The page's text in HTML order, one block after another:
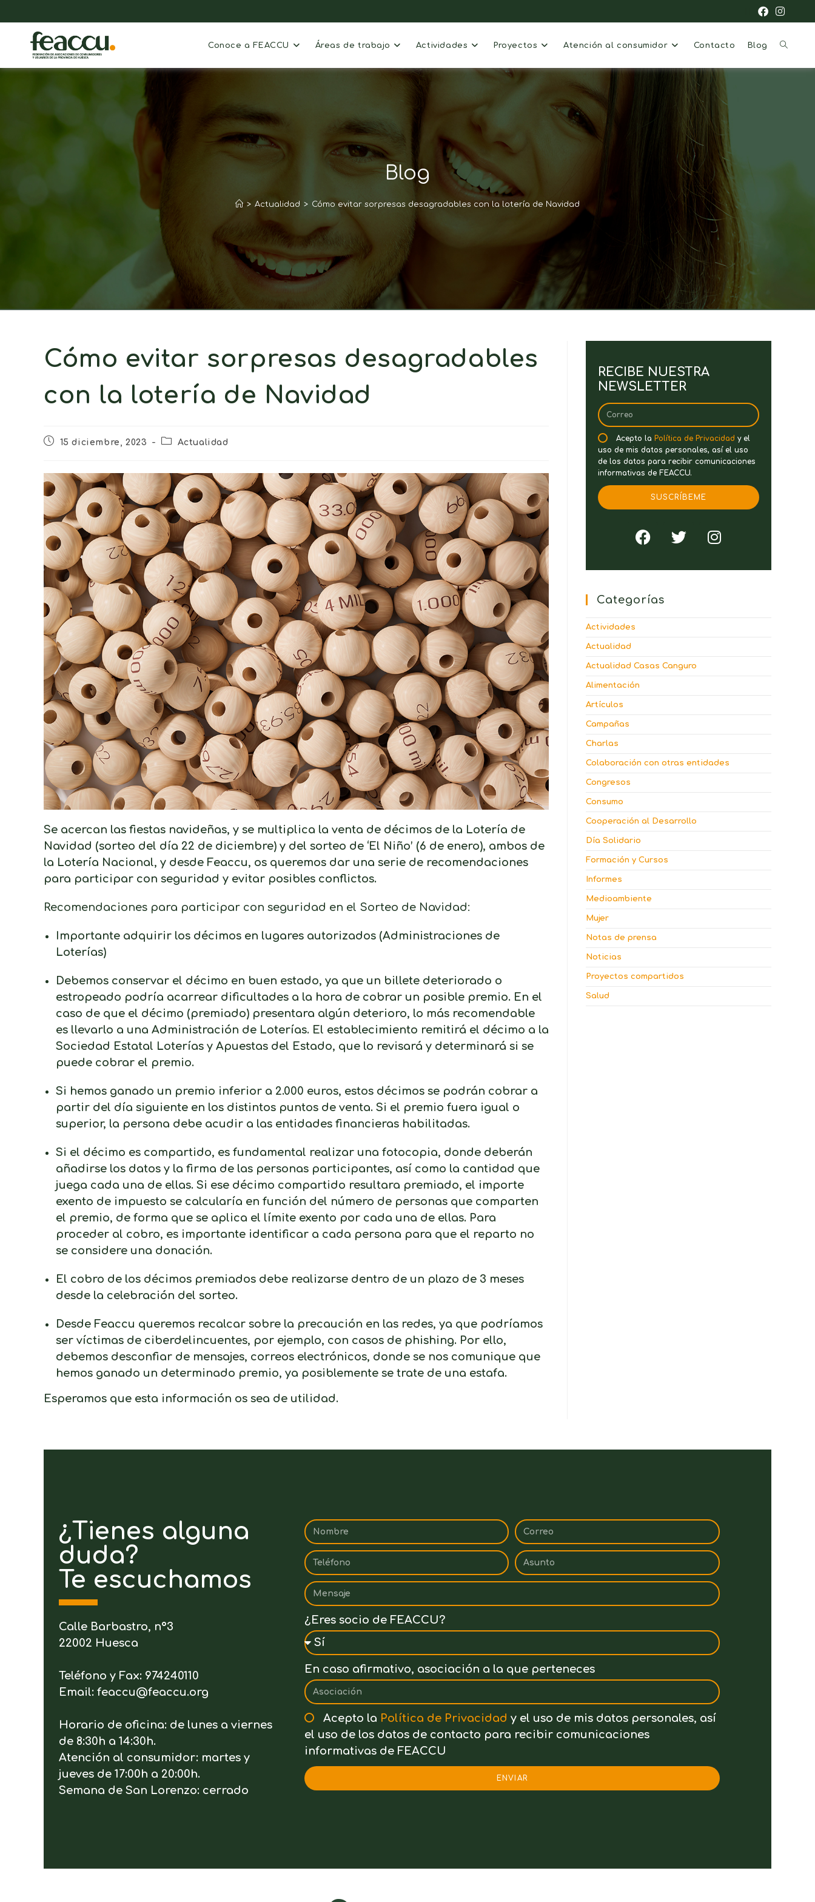
Conoce a FEACCU Áreas de trabajo Actividades Proyectos Atención al consumidor Contacto Blog
Blog
> Actualidad > Cómo evitar sorpresas desagradables con la lotería de Navidad
Cómo evitar sorpresas desagradables
con la lotería de Navidad
15 diciembre, 2023 Actualidad
Se acercan las fiestas navideñas, y se multiplica la venta de décimos de la Lotería de
Navidad (sorteo del día 22 de diciembre) y del sorteo de ‘El Niño’ (6 de enero), ambos de
la Lotería Nacional, y desde Feaccu, os queremos dar una serie de recomendaciones
para participar con seguridad y evitar posibles conflictos.
Recomendaciones para participar con seguridad en el Sorteo de Navidad:
Importante adquirir los décimos en lugares autorizados (Administraciones de
Loterías)
Debemos conservar el décimo en buen estado, ya que un billete deteriorado o
estropeado podría acarrear dificultades a la hora de cobrar un posible premio. En el
caso de que el décimo (premiado) presentara algún deterioro, lo más recomendable
es llevarlo a una Administración de Loterías. El establecimiento remitirá el décimo a la
Sociedad Estatal Loterías y Apuestas del Estado, que lo revisará y determinará si se
puede cobrar el premio.
Si hemos ganado un premio inferior a 2.000 euros, estos décimos se podrán cobrar a
partir del día siguiente en los distintos puntos de venta. Si el premio fuera igual o
superior, la persona debe acudir a las entidades financieras habilitadas.
Si el décimo es compartido, es fundamental realizar una fotocopia, donde deberán
añadirse los datos y la firma de las personas participantes, así como la cantidad que
juega cada una de ellas. Si ese décimo compartido resultara premiado, el importe
exento de impuesto se calcularía en función del número de personas que comparten
el premio, de forma que se aplica el límite exento por cada una de ellas. Para
proceder al cobro, es importante identificar a cada persona para que el reparto no
se considere una donación.
El cobro de los décimos premiados debe realizarse dentro de un plazo de 3 meses
desde la celebración del sorteo.
Desde Feaccu queremos recalcar sobre la precaución en las redes, ya que podríamos
ser víctimas de ciberdelincuentes, por ejemplo, con casos de phishing. Por ello,
debemos desconfiar de mensajes, correos electrónicos, donde se nos comunique que
hemos ganado un determinado premio, ya posiblemente se trate de una estafa.
Esperamos que esta información os sea de utilidad.
RECIBE NUESTRA
NEWSLETTER
Acepto la Política de Privacidad y el
uso de mis datos personales, así el uso
de los datos para recibir comunicaciones
informativas de FEACCU.
SUSCRÍBEME
Categorías
Actividades
Actualidad
Actualidad Casas Canguro
Alimentación
Artículos
Campañas
Charlas
Colaboración con otras entidades
Congresos
Consumo
Cooperación al Desarrollo
Día Solidario
Formación y Cursos
Informes
Medioambiente
Mujer
Notas de prensa
Noticias
Proyectos compartidos
Salud
¿Tienes alguna
duda?
Te escuchamos
Calle Barbastro, nº3
22002 Huesca
Teléfono y Fax: 974240110
Email: feaccu@feaccu.org
Horario de oficina: de lunes a viernes
de 8:30h a 14:30h.
Atención al consumidor: martes y
jueves de 17:00h a 20:00h.
Semana de San Lorenzo: cerrado
¿Eres socio de FEACCU?
En caso afirmativo, asociación a la que perteneces
Acepto la Política de Privacidad y el uso de mis datos personales, así
el uso de los datos de contacto para recibir comunicaciones
informativas de FEACCU
ENVIAR